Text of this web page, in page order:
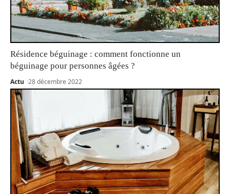
Résidence béguinage : comment fonctionne un
béguinage pour personnes âgées ?
Actu 28 décembre 2022